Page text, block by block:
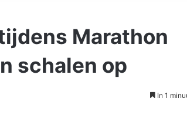
Marathon
schalen op
In 1